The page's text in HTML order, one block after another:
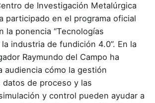
de Investigación Metalúrgica
participado en el programa oficial
la ponencia “Tecnologías
industria de fundición 4.0”. En la
Raymundo del Campo ha
audiencia cómo la gestión
de proceso y las
y control pueden ayudar a